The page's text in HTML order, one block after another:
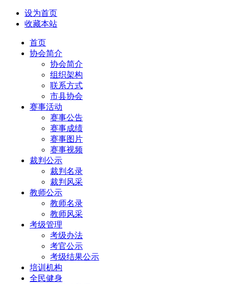
设为首页
收藏本站
首页
协会简介
协会简介
组织架构
联系方式
市县协会
赛事活动
赛事公告
赛事成绩
赛事图片
赛事视频
裁判公示
裁判名录
裁判风采
教师公示
教师名录
教师风采
考级管理
考级办法
考官公示
考级结果公示
培训机构
全民健身